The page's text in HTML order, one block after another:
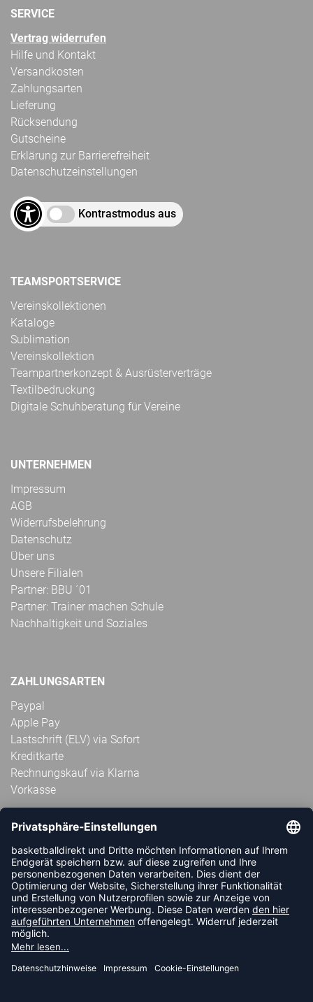
SERVICE
Vertrag widerrufen
Hilfe und Kontakt
Versandkosten
Zahlungsarten
Lieferung
Rücksendung
Gutscheine
Erklärung zur Barrierefreiheit
Datenschutzeinstellungen
Kontrastmodus aus
TEAMSPORTSERVICE
Vereinskollektionen
Kataloge
Sublimation
Vereinskollektion
Teampartnerkonzept & Ausrüsterverträge
Textilbedruckung
Digitale Schuhberatung für Vereine
UNTERNEHMEN
Impressum
AGB
Widerrufsbelehrung
Datenschutz
Über uns
Unsere Filialen
Partner: BBU ´01
Partner: Trainer machen Schule
Nachhaltigkeit und Soziales
ZAHLUNGSARTEN
Paypal
Apple Pay
Lastschrift (ELV) via Sofort
Kreditkarte
Rechnungskauf via Klarna
Vorkasse
ABONNIERE JETZT DEN KOSTENLOSEN
HANDBALLDIREKT-NEWSLETTER UND VERPASSE KEINE
NEUIGKEIT ODER AKTION MEHR.
JETZT ANMELDEN